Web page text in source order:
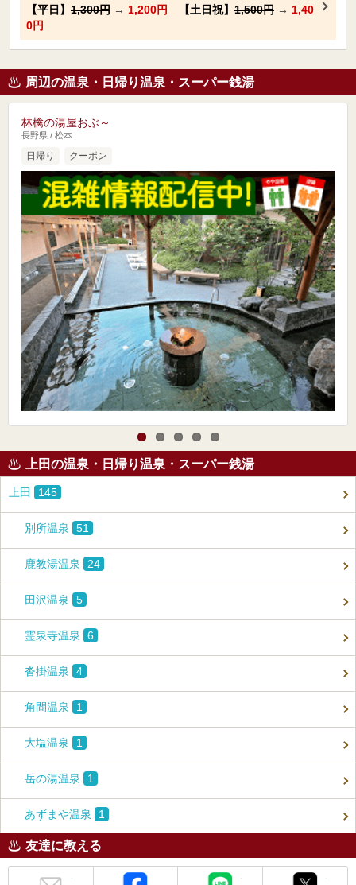
【平日】 1,300円 → 1,200円 【土日祝】 1,500円 → 1,40
0円
周辺の温泉・日帰り温泉・スーパー銭湯
林檎の湯屋おぶ～
長野県 / 松本
日帰り クーポン
上田の温泉・日帰り温泉・スーパー銭湯
上田 145
別所温泉 51
鹿教湯温泉 24
田沢温泉 5
霊泉寺温泉 6
沓掛温泉 4
角間温泉 1
大塩温泉 1
岳の湯温泉 1
あずまや温泉 1
友達に教える